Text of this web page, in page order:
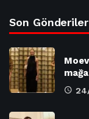
Son Gönderiler